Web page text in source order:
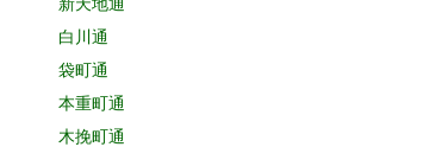
白川通
袋町通
本重町通
木挽町通